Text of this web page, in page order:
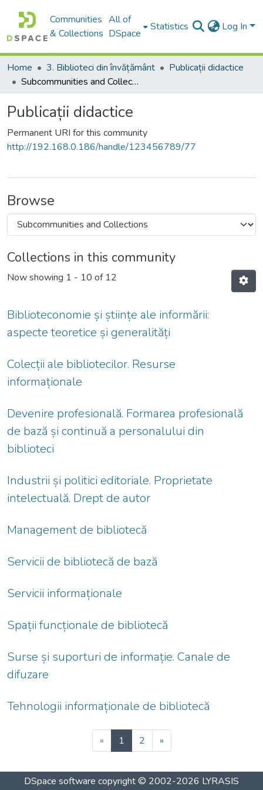
Communities
& Collections
All of
DSpace
Statistics Log In
Home 3. Biblioteci din învățământ
Publicații didactice
Subcommunities and Collections
Publicații didactice
Permanent URI for this community
http://192.168.0.186/handle/123456789/77
Browse
Collections in this community
Now showing 1 - 10 of 12
Biblioteconomie și științe ale informării:
aspecte teoretice și generalități
Colecții ale bibliotecilor. Resurse
informaționale
Devenire profesională. Formarea profesională
de bază și continuă a personalului din
biblioteci
Industrii și politici editoriale. Proprietate
intelectuală. Drept de autor
Management de bibliotecă
Servicii de bibliotecă de bază
Servicii informaționale
Spații funcționale de bibliotecă
Surse și suporturi de informație. Canale de
difuzare
Tehnologii informaționale de bibliotecă
« 1(current)
2 »
DSpace software copyright © 2002-2026 LYRASIS